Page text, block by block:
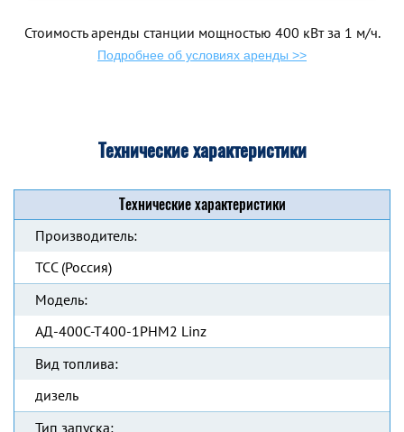
Стоимость аренды станции мощностью 400 кВт за 1 м/ч.
Подробнее об условиях аренды >>
Технические характеристики
Технические характеристики
Производитель:
ТСС (Россия)
Модель:
АД-400С-Т400-1РНМ2 Linz
Вид топлива:
дизель
Тип запуска: